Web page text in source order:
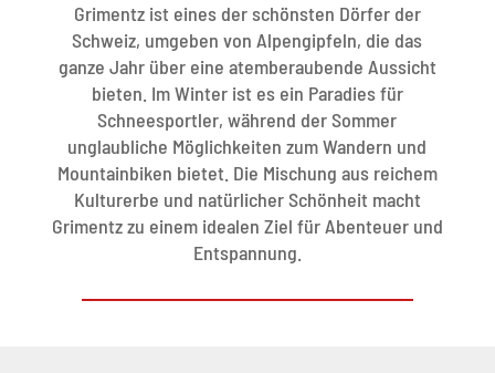
Grimentz ist eines der schönsten Dörfer der
Schweiz, umgeben von Alpengipfeln, die das
ganze Jahr über eine atemberaubende Aussicht
bieten. Im Winter ist es ein Paradies für
Schneesportler, während der Sommer
unglaubliche Möglichkeiten zum Wandern und
Mountainbiken bietet. Die Mischung aus reichem
Kulturerbe und natürlicher Schönheit macht
Grimentz zu einem idealen Ziel für Abenteuer und
Entspannung.